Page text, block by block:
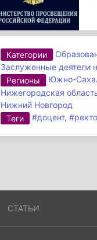
Категории
Заслуженные деятели
Регионы
Южно-
Нижегородская
Нижний Новгород
Теги
#доцент,
СТАТЬИ